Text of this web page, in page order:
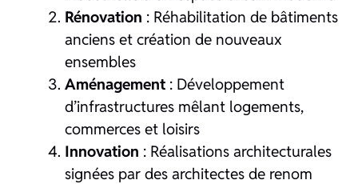
Rénovation : Réhabilitation de bâtiments
anciens et création de nouveaux
ensembles
Aménagement : Développement
d’infrastructures mêlant logements,
commerces et loisirs
Innovation : Réalisations architecturales
signées par des architectes de renom